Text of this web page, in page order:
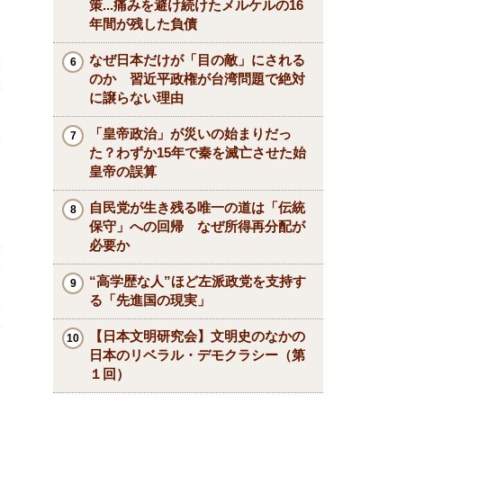
策...痛みを避け続けたメルケルの16
年間が残した負債
なぜ日本だけが「目の敵」にされる
のか 習近平政権が台湾問題で絶対
に譲らない理由
「皇帝政治」が災いの始まりだっ
た？わずか15年で秦を滅亡させた始
皇帝の誤算
自民党が生き残る唯一の道は「伝統
保守」への回帰 なぜ所得再分配が
必要か
“高学歴な人”ほど左派政党を支持す
る「先進国の現実」
【日本文明研究会】文明史のなかの
日本のリベラル・デモクラシー（第
１回）